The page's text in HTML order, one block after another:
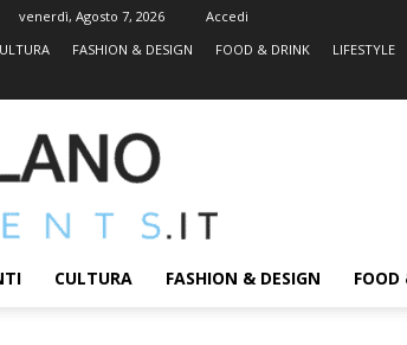
venerdì, Agosto 7, 2026
Accedi
FASHION & DESIGN FOOD & DRINK LIFESTYLE
MILANOEVENTS.IT
|
2.0
ed
Eventi
CULTURA FASHION & DESIGN FOOD